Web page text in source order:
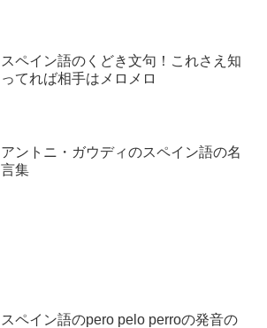
スペイン語のくどき文句！これさえ知
ってれば相手はメロメロ
アントニ・ガウディのスペイン語の名
言集
スペイン語のpero pelo perroの発音の